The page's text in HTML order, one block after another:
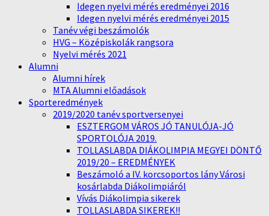
Idegen nyelvi mérés eredményei 2016
Idegen nyelvi mérés eredményei 2015
Tanév végi beszámolók
HVG – Középiskolák rangsora
Nyelvi mérés 2021
Alumni
Alumni hírek
MTA Alumni előadások
Sporteredmények
2019/2020 tanév sportversenyei
ESZTERGOM VÁROS JÓ TANULÓJA-JÓ
SPORTOLÓJA 2019.
TOLLASLABDA DIÁKOLIMPIA MEGYEI DÖNTŐ
2019/20 – EREDMÉNYEK
Beszámoló a IV. korcsoportos lány Városi
kosárlabda Diákolimpiáról
Vívás Diákolimpia sikerek
TOLLASLABDA SIKEREK!!